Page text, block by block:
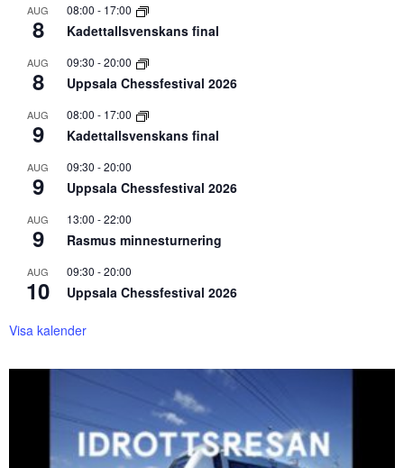
AUG
8
08:00 - 17:00
Kadettallsvenskans final
AUG
8
09:30 -20:00
Uppsala Chessfestival 2026
AUG
9
08:00 - 17:00
Kadettallsvenskans final
AUG
9
09:30 -20:00
Uppsala Chessfestival 2026
AUG
9
13:00 -22:00
Rasmus minnesturnering
AUG
10
09:30 -20:00
Uppsala Chessfestival 2026
Visa kalender